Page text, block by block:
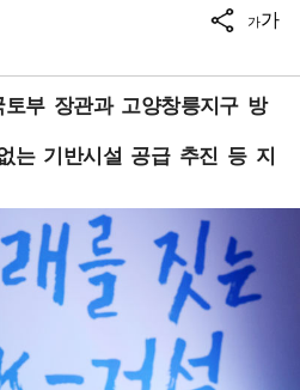
가가
부 장관과 고양창릉지구 방
는 기반시설 공급 추진 등 지